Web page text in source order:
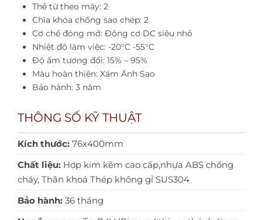
Thẻ từ theo máy: 2
Chìa khóa chống sao chép: 2
Cơ chế đóng mở: Động cơ DC siêu nhỏ
Nhiệt độ làm việc: -20°C -55°C
Độ ẩm tương đối: 15% – 95%
Màu hoàn thiện: Xám Ánh Sao
Bảo hành: 3 năm
THÔNG SỐ KỸ THUẬT
Kích thước: 76x400mm
Chất liệu: Hợp kim kẽm cao cấp,nhựa ABS chống
cháy, Thân khoá Thép không gỉ SUS304
Bảo hành: 36 tháng